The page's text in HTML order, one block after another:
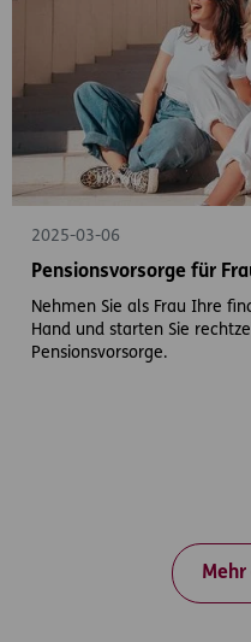
2025-03-06
Pensionsvorsorge für
Nehmen Sie als Frau Ihre
Hand und starten Sie
Pensionsvorsorge.